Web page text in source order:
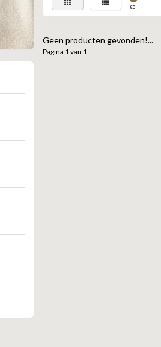
€0
Geen producten gevonden!...
Pagina 1 van 1